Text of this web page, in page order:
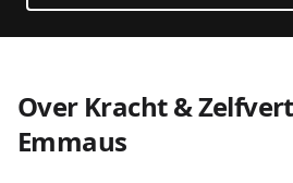
Over Kracht &
Emmaus